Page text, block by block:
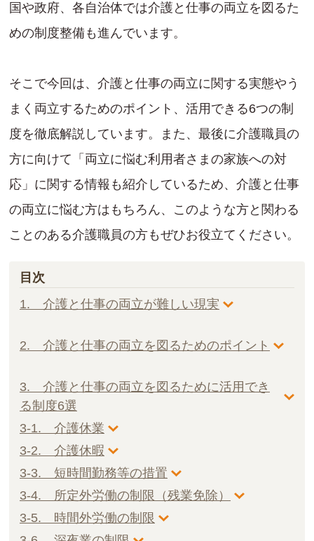
国や政府、各自治体では介護と仕事の両立を図るた
めの制度整備も進んでいます。
そこで今回は、介護と仕事の両立に関する実態やう
まく両立するためのポイント、活用できる6つの制
度を徹底解説しています。また、最後に介護職員の
方に向けて「両立に悩む利用者さまの家族への対
応」に関する情報も紹介しているため、介護と仕事
の両立に悩む方はもちろん、このような方と関わる
ことのある介護職員の方もぜひお役立てください。
目次
1. 介護と仕事の両立が難しい現実
2. 介護と仕事の両立を図るためのポイント
3. 介護と仕事の両立を図るために活用でき
る制度6選
3-1. 介護休業
3-2. 介護休暇
3-3. 短時間勤務等の措置
3-4. 所定外労働の制限（残業免除）
3-5. 時間外労働の制限